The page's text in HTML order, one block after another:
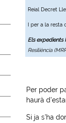
Reial Decret
I per a la resta
Els expedients
Resiliència
Per poder
haurà
Si ja s'ha